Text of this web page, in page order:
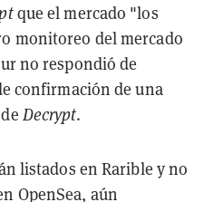
que el mercado "los
monitoreo del mercado
no respondió de
confirmación de una
Decrypt.
listados en Rarible y no
OpenSea, aún